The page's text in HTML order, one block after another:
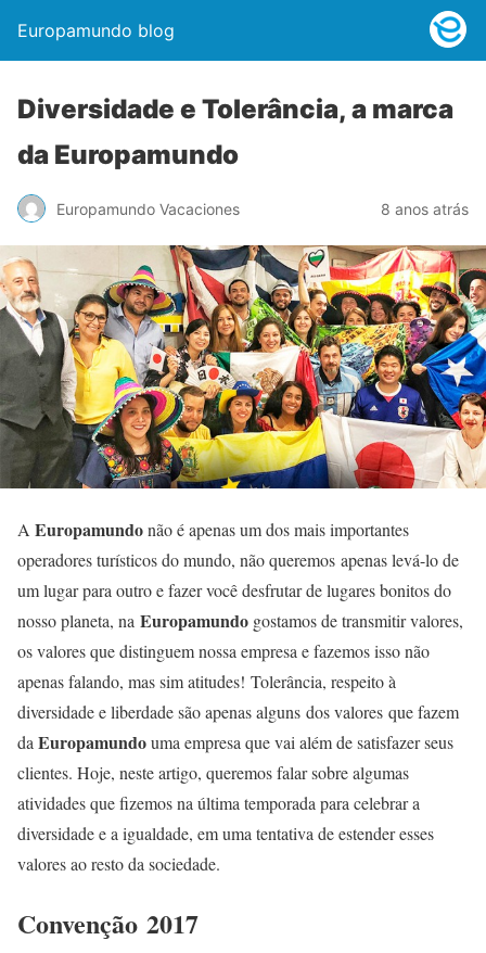
Europamundo blog
Diversidade e Tolerância, a marca
da Europamundo
Europamundo Vacaciones 8 anos atrás
A Europamundonão é apenas um dos mais importantes
operadores turísticos do mundo, não queremos apenas levá-lo de
um lugar para outro e fazer você desfrutar de lugares bonitos do
nosso planeta, na Europamundo gostamos de transmitir valores,
os valores que distinguem nossa empresa e fazemos isso não
apenas falando, mas sim atitudes! Tolerância, respeito à
diversidade e liberdade são apenas alguns dos valores que fazem
da Europamundouma empresa que vai além de satisfazer seus
clientes. Hoje, neste artigo, queremos falar sobre algumas
atividades que fizemos na última temporada para celebrar a
diversidade e a igualdade, em uma tentativa de estender esses
valores ao resto da sociedade.
Convenção 2017